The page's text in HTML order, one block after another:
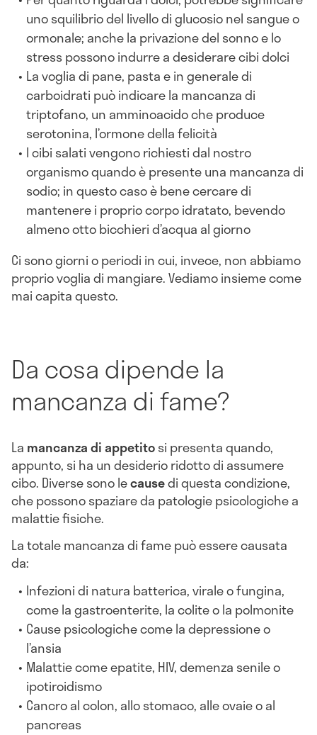
uno squilibrio del livello di glucosio nel sangue o
ormonale; anche la privazione del sonno e lo
stress possono indurre a desiderare cibi dolci
La voglia di pane, pasta e in generale di
carboidrati può indicare la mancanza di
triptofano, un amminoacido che produce
serotonina, l’ormone della felicità
I cibi salati vengono richiesti dal nostro
organismo quando è presente una mancanza di
sodio; in questo caso è bene cercare di
mantenere i proprio corpo idratato, bevendo
almeno otto bicchieri d’acqua al giorno
Ci sono giorni o periodi in cui, invece, non abbiamo
proprio voglia di mangiare. Vediamo insieme come
mai capita questo.
Da cosa dipende la
mancanza di fame?
La mancanza di appetitosi presenta quando,
appunto, si ha un desiderio ridotto di assumere
cibo. Diverse sono lecausedi questa condizione,
che possono spaziare da patologie psicologiche a
malattie fisiche.
La totale mancanza di fame può essere causata
da:
Infezioni di natura batterica, virale o fungina,
come la gastroenterite, la colite o la polmonite
Cause psicologiche come la depressione o
l’ansia
Malattie come epatite, HIV, demenza senile o
ipotiroidismo
Cancro al colon, allo stomaco, alle ovaie o al
pancreas